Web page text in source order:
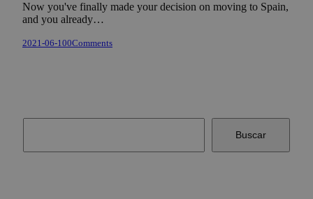
Now you've finally made your decision on moving to Spain,
and you already…
2021-06-100Comments
Buscar